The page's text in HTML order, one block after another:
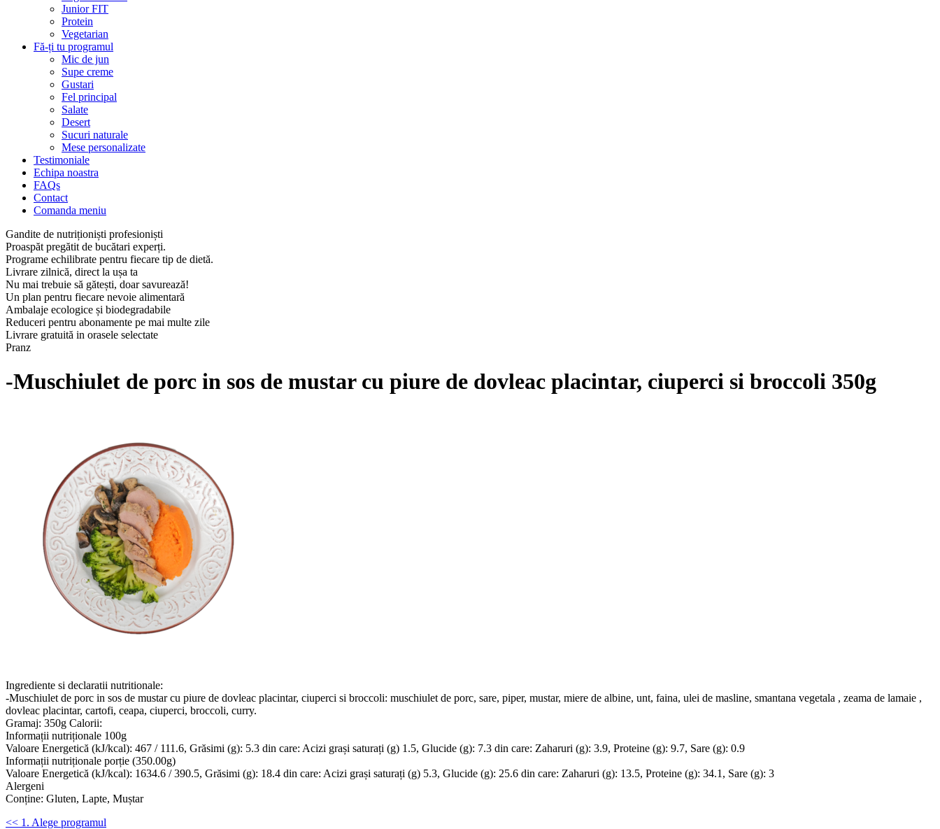
Junior FIT
Protein
Vegetarian
Fă-ți tu programul
Mic de jun
Supe creme
Gustari
Fel principal
Salate
Desert
Sucuri naturale
Mese personalizate
Testimoniale
Echipa noastra
FAQs
Contact
Comanda meniu
Gandite de nutriționiști profesioniști
Proaspăt pregătit de bucătari experți.
Programe echilibrate pentru fiecare tip de dietă.
Livrare zilnică, direct la ușa ta
Nu mai trebuie să gătești, doar savurează!
Un plan pentru fiecare nevoie alimentară
Ambalaje ecologice și biodegradabile
Reduceri pentru abonamente pe mai multe zile
Livrare gratuită in orasele selectate
Pranz
-Muschiulet de porc in sos de mustar cu piure de dovleac placintar, ciuperci si broccoli 350g
Ingrediente si declaratii nutritionale:
-Muschiulet de porc in sos de mustar cu piure de dovleac placintar, ciuperci si broccoli: muschiulet de porc, sare, piper, mustar, miere de albine, unt, faina, ulei de masline, smantana vegetala , zeama de lamaie ,
dovleac placintar, cartofi, ceapa, ciuperci, broccoli, curry.
Gramaj: 350g Calorii:
Informații nutriționale 100g
Valoare Energetică (kJ/kcal): 467 / 111.6, Grăsimi (g): 5.3 din care: Acizi grași saturați (g) 1.5, Glucide (g): 7.3 din care: Zaharuri (g): 3.9, Proteine (g): 9.7, Sare (g): 0.9
Informații nutriționale porție (350.00g)
Valoare Energetică (kJ/kcal): 1634.6 / 390.5, Grăsimi (g): 18.4 din care: Acizi grași saturați (g) 5.3, Glucide (g): 25.6 din care: Zaharuri (g): 13.5, Proteine (g): 34.1, Sare (g): 3
Alergeni
Conține: Gluten, Lapte, Muștar
<< 1. Alege programul